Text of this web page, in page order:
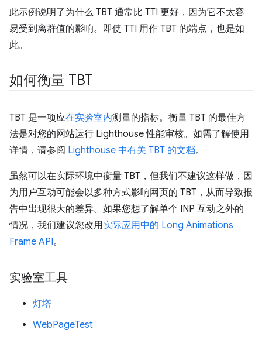
此示例说明了为什么 TBT 通常比 TTI 更好，因为它不太容
易受到离群值的影响。即使 TTI 用作 TBT 的端点，也是如
此。
如何衡量 TBT
TBT 是一项应在实验室内测量的指标。衡量 TBT 的最佳方
法是对您的网站运行 Lighthouse 性能审核。如需了解使用
详情，请参阅 Lighthouse 中有关 TBT 的文档。
虽然可以在实际环境中衡量 TBT，但我们不建议这样做，因
为用户互动可能会以多种方式影响网页的 TBT，从而导致报
告中出现很大的差异。如果您想了解单个 INP 互动之外的
情况，我们建议您改用实际应用中的 Long Animations
Frame API。
实验室工具
灯塔
WebPageTest